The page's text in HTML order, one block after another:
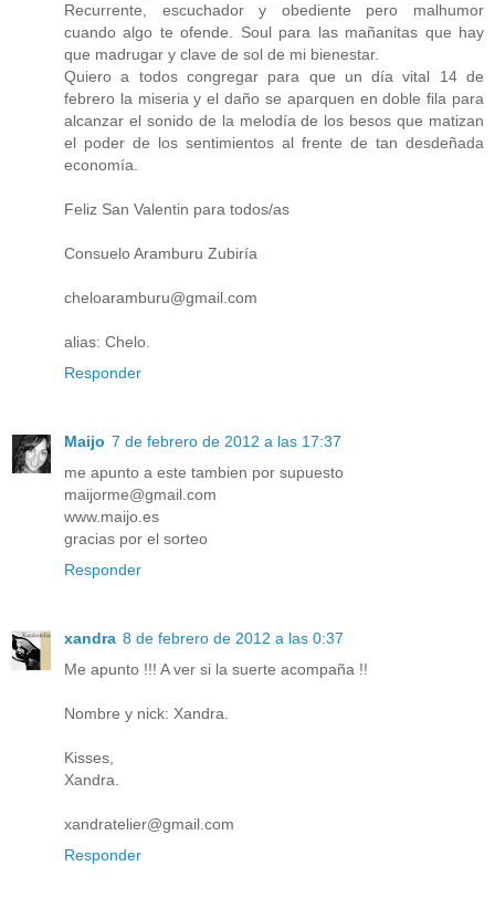
Recurrente, escuchador y obediente pero malhumor
cuando algo te ofende. Soul para las mañanitas que hay
que madrugar y clave de sol de mi bienestar.
Quiero a todos congregar para que un día vital 14 de
febrero la miseria y el daño se aparquen en doble fila para
alcanzar el sonido de la melodía de los besos que matizan
el poder de los sentimientos al frente de tan desdeñada
economía.
Feliz San Valentin para todos/as
Consuelo Aramburu Zubiría
cheloaramburu@gmail.com
alias: Chelo.
Responder
Maijo 7 de febrero de 2012 a las 17:37
me apunto a este tambien por supuesto
maijorme@gmail.com
www.maijo.es
gracias por el sorteo
Responder
xandra 8 de febrero de 2012 a las 0:37
Me apunto !!! A ver si la suerte acompaña !!
Nombre y nick: Xandra.
Kisses,
Xandra.
xandratelier@gmail.com
Responder